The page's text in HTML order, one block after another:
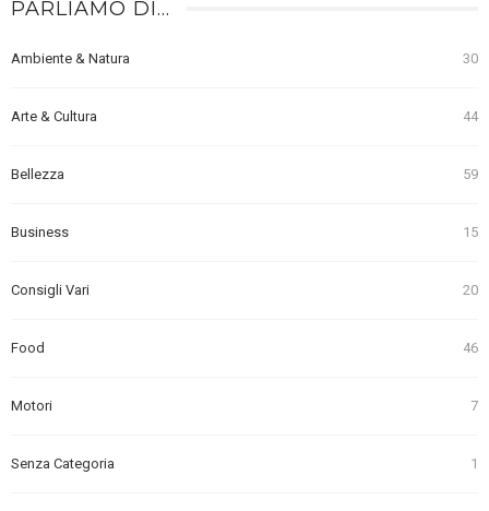
PARLIAMO DI…
Ambiente & Natura 30
Arte & Cultura 44
Bellezza 59
Business 15
Consigli Vari 20
Food 46
Motori 7
Senza Categoria 1